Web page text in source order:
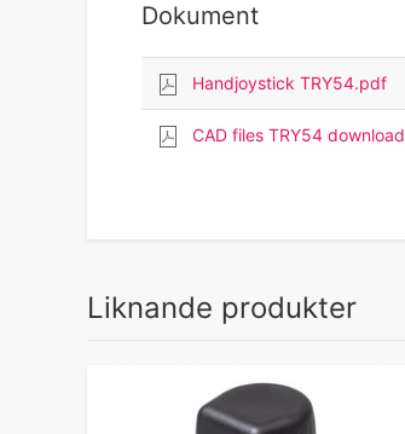
Dokument
Handjoystick TRY54.pdf
CAD files TRY54 download
Liknande produkter